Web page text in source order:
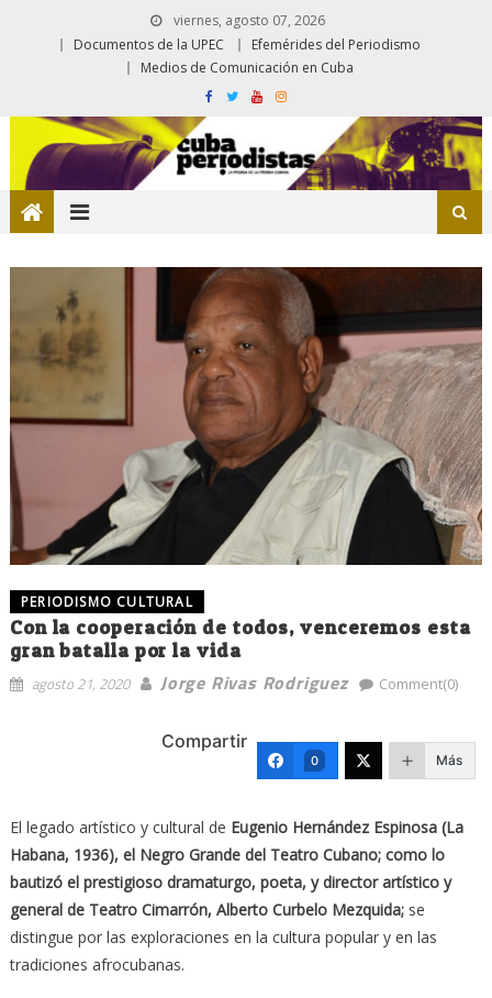
viernes, agosto 07, 2026
Documentos de la UPEC
Efemérides del Periodismo
Medios de Comunicación en Cuba
PERIODISMO CULTURAL
Con la cooperación de todos, venceremos esta
gran batalla por la vida
agosto 21, 2020 Jorge Rivas Rodriguez Comment(0)
Compartir
0 Más
El legado artístico y cultural de Eugenio Hernández Espinosa (La
Habana, 1936), el Negro Grande del Teatro Cubano; como lo
bautizó el prestigioso dramaturgo, poeta, y director artístico y
general de Teatro Cimarrón, Alberto Curbelo Mezquida;se
distingue por las exploraciones en la cultura popular y en las
tradiciones afrocubanas.